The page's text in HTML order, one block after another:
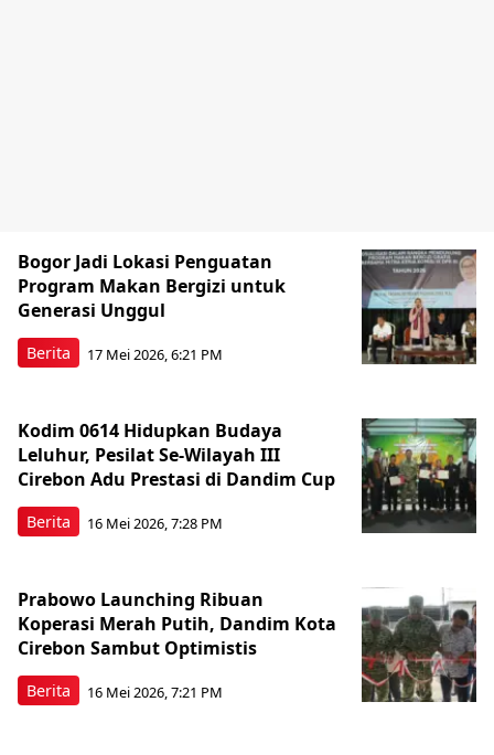
Berita
Bogor Jadi Lokasi Penguatan
Program Makan Bergizi untuk
Generasi Unggul
17 Mei 2026, 6:21 PM
Berita
Kodim 0614 Hidupkan Budaya
Leluhur, Pesilat Se-Wilayah III
Cirebon Adu Prestasi di Dandim Cup
16 Mei 2026, 7:28 PM
Berita
Prabowo Launching Ribuan
Koperasi Merah Putih, Dandim Kota
Cirebon Sambut Optimistis
16 Mei 2026, 7:21 PM